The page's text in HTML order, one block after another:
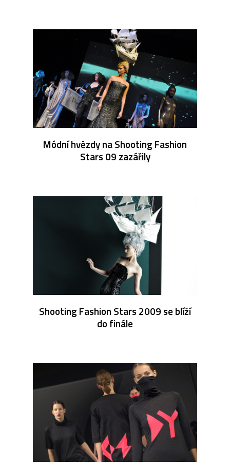
Módní hvězdy na Shooting Fashion
Stars 09 zazářily
Shooting Fashion Stars 2009 se blíží
do finále